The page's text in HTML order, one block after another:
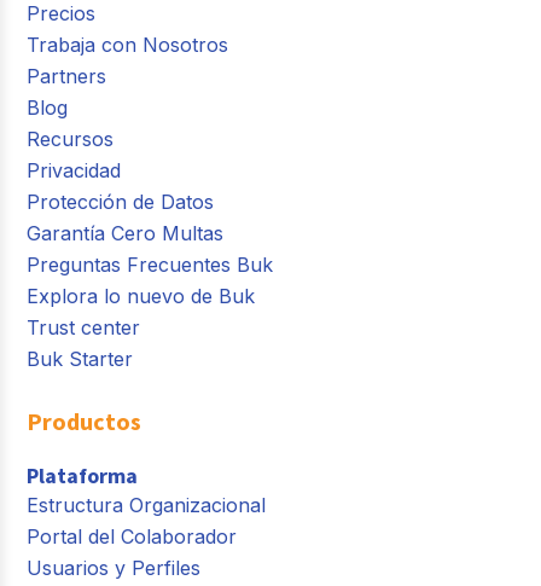
Precios
Trabaja con Nosotros
Partners
Blog
Recursos
Privacidad
Protección de Datos
Garantía Cero Multas
Preguntas Frecuentes Buk
Explora lo nuevo de Buk
Trust center
Buk Starter
Productos
Plataforma
Estructura Organizacional
Portal del Colaborador
Usuarios y Perfiles